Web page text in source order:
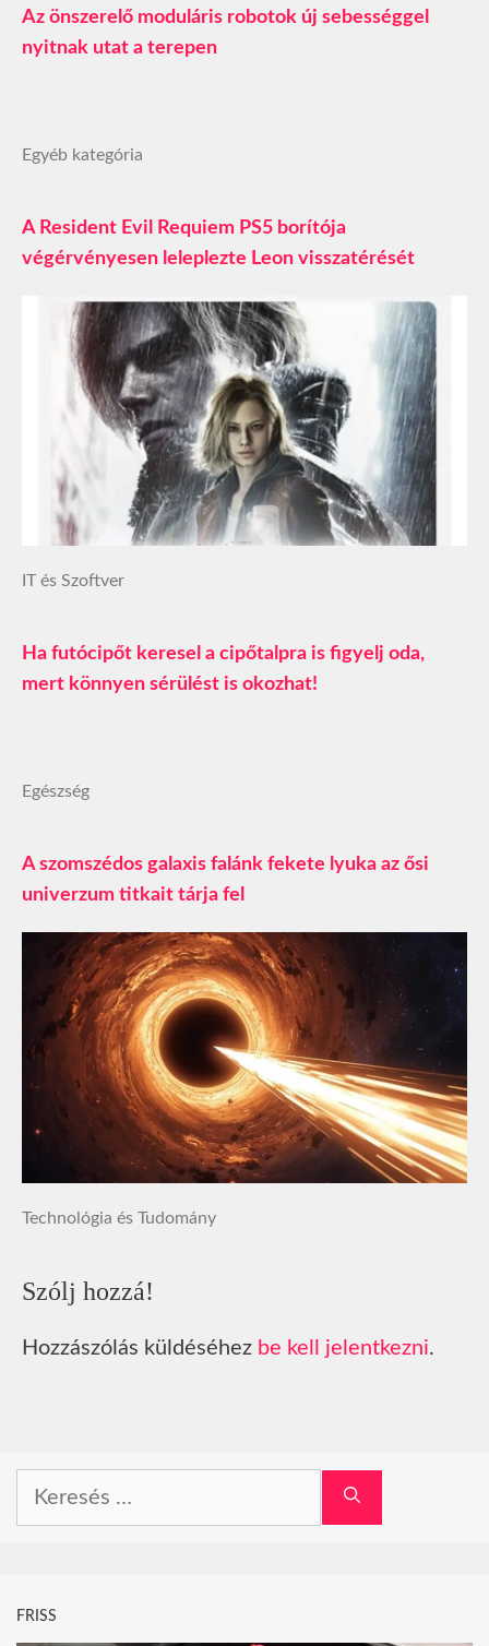
Az önszerelő moduláris robotok új sebességgel
nyitnak utat a terepen
Egyéb kategória
A Resident Evil Requiem PS5 borítója
végérvényesen leleplezte Leon visszatérését
IT és Szoftver
Ha futócipőt keresel a cipőtalpra is figyelj oda,
mert könnyen sérülést is okozhat!
Egészség
A szomszédos galaxis falánk fekete lyuka az ősi
univerzum titkait tárja fel
Technológia és Tudomány
Szólj hozzá!
Hozzászólás küldéséhez be kell jelentkezni.
FRISS